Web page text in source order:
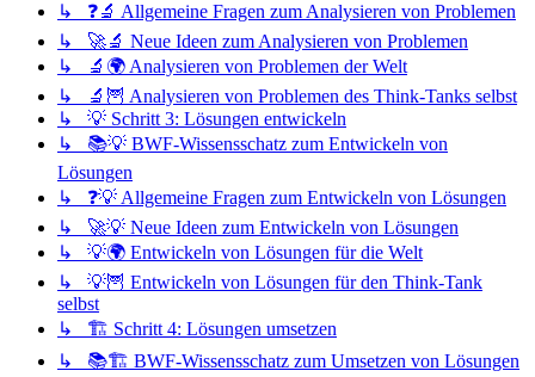
↳ ❓🔬 Allgemeine Fragen zum Analysieren von Problemen
↳ 🚀🔬 Neue Ideen zum Analysieren von Problemen
↳ 🔬🌍 Analysieren von Problemen der Welt
↳ 🔬🦉 Analysieren von Problemen des Think-Tanks selbst
↳ 💡 Schritt 3: Lösungen entwickeln
↳ 📚💡 BWF-Wissensschatz zum Entwickeln von
Lösungen
↳ ❓💡 Allgemeine Fragen zum Entwickeln von Lösungen
↳ 🚀💡 Neue Ideen zum Entwickeln von Lösungen
↳ 💡🌍 Entwickeln von Lösungen für die Welt
↳ 💡🦉 Entwickeln von Lösungen für den Think-Tank
selbst
↳ 🏗️ Schritt 4: Lösungen umsetzen
↳ 📚🏗️ BWF-Wissensschatz zum Umsetzen von Lösungen